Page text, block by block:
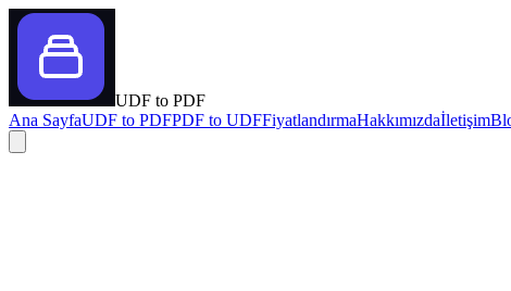
UDF to PDF
Ana SayfaUDF to PDFPDF to UDFFiyatlandırmaHakkımızdaİletişim